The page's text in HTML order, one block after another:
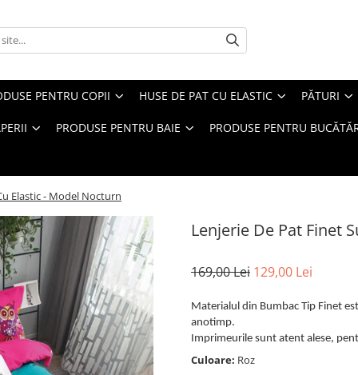
PENTRU COPII HUSE DE PAT CU ELASTIC PĂTURI
PRODUSE PENTRU BAIE PRODUSE PENTRU
Elastic - Model Nocturn
Lenjerie De Pat Finet
169,00 Lei 129,00 Lei
Materialul din Bumbac Tip Finet
anotimp.
Imprimeurile sunt atent alese,
Culoare: Roz